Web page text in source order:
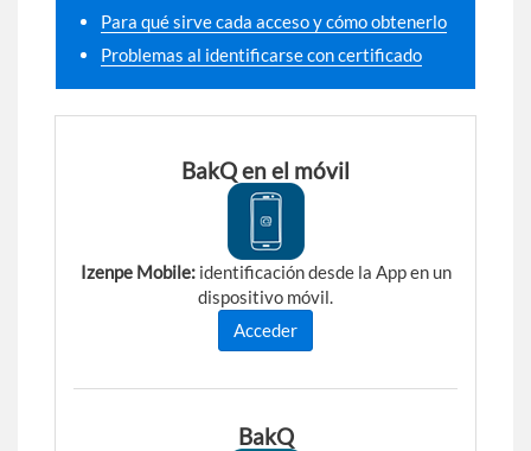
Para qué sirve cada acceso y cómo obtenerlo
Problemas al identificarse con certificado
BakQ en el móvil
Izenpe Mobile:identificación desde la App en un
dispositivo móvil.
Acceder
BakQ